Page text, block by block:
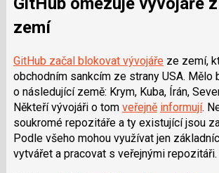
zemí
GitHub začal blokovat vývojářeze zemí,
obchodním sankcím ze strany USA. Mělo
o následující země: Krym, Kuba, Írán,
Někteří vývojáři o tom veřejně informují.
soukromé repozitáře a ty existující jsou
Podle všeho mohou využívat jen
vytvářet a pracovat s veřejnými repozitáři.